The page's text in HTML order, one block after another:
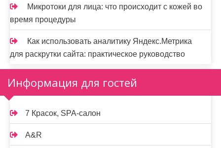
Микротоки для лица: что происходит с кожей во
время процедуры
Как использовать аналитику Яндекс.Метрика
для раскрутки сайта: практическое руководство
Информация для гостей
7 Красок, SPA-салон
A&R